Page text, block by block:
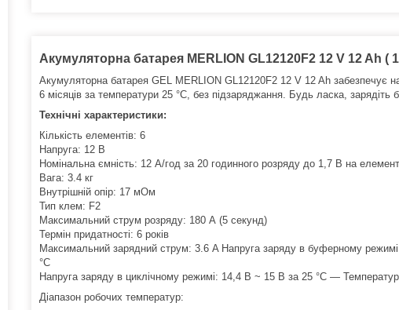
Акумуляторна батарея MERLION GL12120F2 12 V 12 Ah (
Акумуляторна батарея GEL MERLION GL12120F2 12 V 12 Ah забезпечує
6 місяців за температури 25 °C, без підзаряджання. Будь ласка, зарядіть
Технічні характеристики:
Кількість елементів: 6
Напруга: 12 В
Номінальна ємність: 12 A/год за 20 годинного розряду до 1,7 В на
Вага: 3.4 кг
Внутрішній опір: 17 мОм
Тип клем: F2
Максимальний струм розряду: 180 А (5 секунд)
Термін придатності: 6 років
Максимальний зарядний струм: 3.6 A Напруга заряду в буферному
°C
Напруга заряду в циклічному режимі: 14,4 В ~ 15 В за 25 °C —
Діапазон робочих температур: